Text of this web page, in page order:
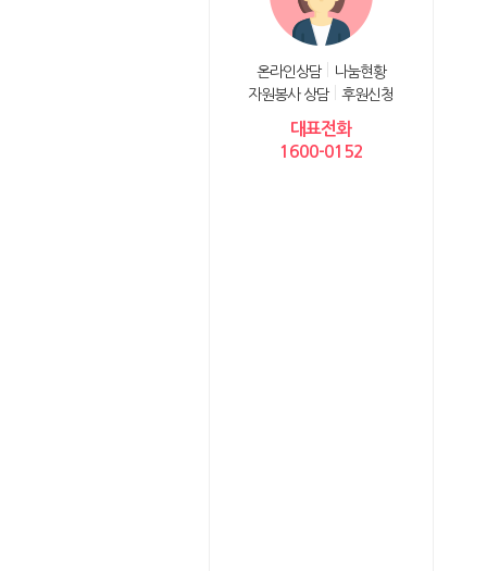
온라인상담
나눔현황
자원봉사 상담
후원신청
대표전화
1600-0152